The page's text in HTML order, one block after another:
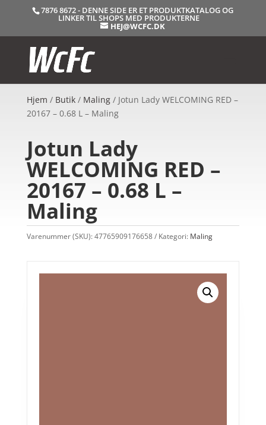
7876 8672 - DENNE SIDE ER ET PRODUKTKATALOG OG
LINKER TIL SHOPS MED PRODUKTERNE
HEJ@WCFC.DK
Hjem / Butik/ Maling/ Jotun Lady WELCOMING RED –
20167 – 0.68 L – Maling
Jotun Lady
WELCOMING RED –
20167 – 0.68 L –
Maling
Varenummer (SKU):47765909176658 Kategori: Maling